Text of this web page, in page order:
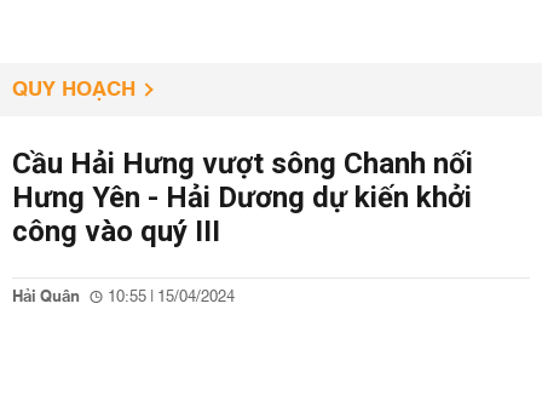
QUY HOẠCH
Cầu Hải Hưng vượt sông Chanh nối
Hưng Yên - Hải Dương dự kiến khởi
công vào quý III
Hải Quân 10:55 | 15/04/2024